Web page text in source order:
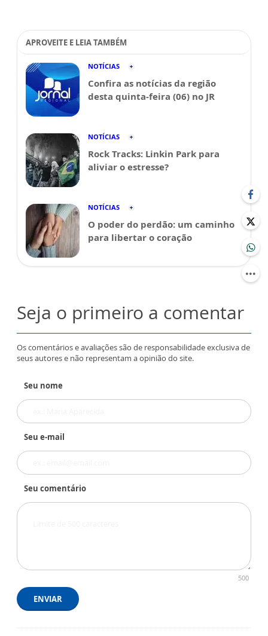
APROVEITE E LEIA TAMBÉM
NOTÍCIAS
Confira as notícias da região
desta quinta-feira (06) no JR
NOTÍCIAS
Rock Tracks: Linkin Park para
aliviar o estresse?
NOTÍCIAS
O poder do perdão: um caminho
para libertar o coração
Seja o primeiro a comentar
Os comentários e avaliações são de responsabilidade exclusiva de
seus autores e não representam a opinião do site.
Seu nome
Seu e-mail
Seu comentário
500
ENVIAR